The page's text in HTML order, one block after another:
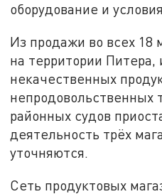
оборудование и
Из продажи во всех 18
на территории Питера,
некачественных
непродовольственных
районных судов
деятельность трёх
уточняются.
Сеть продуктовых